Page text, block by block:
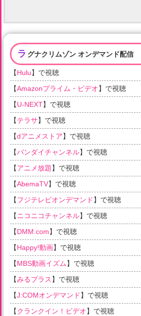
ラ グナクリムゾン オンデマンド配信
【Hulu】で視聴
【Amazonプライム・ビデオ】で視聴
【U-NEXT】で視聴
【テラサ】で視聴
【dアニメストア】で視聴
【バンダイチャンネル】で視聴
【アニメ放題】で視聴
【AbemaTV】で視聴
【フジテレビオンデマンド 】で視聴
【ニコニコチャンネル】で視聴
【DMM.com】で視聴
【Happy!動画】で視聴
【MBS動画イズム 】で視聴
【みるプラス 】で視聴
【J:COMオンデマンド 】で視聴
【クランクイン！ビデオ】で視聴